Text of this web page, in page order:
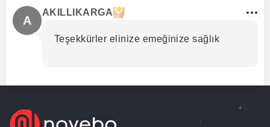
A
AKILLIKARGA
Teşekkürler elinize emeğinize sağlık